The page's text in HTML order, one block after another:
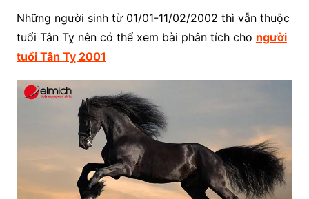
Những người sinh từ 01/01-11/02/2002 thì vẫn thuộc
tuổi Tân Tỵ nên có thể xem bài phân tích cho người
tuổi Tân Tỵ 2001